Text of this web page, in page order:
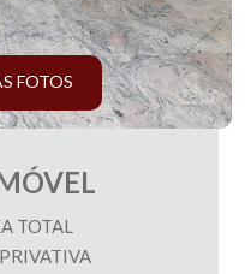
FOTOS
TOTAL